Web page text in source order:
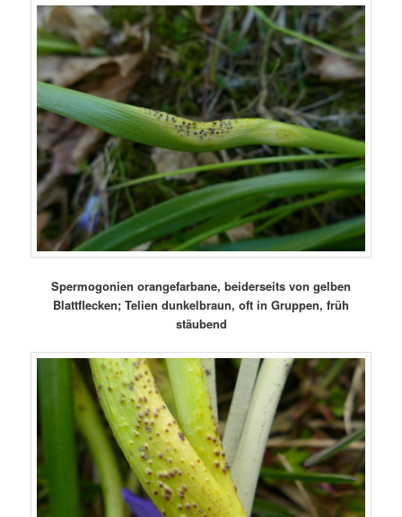
Spermogonien orangefarbane, beiderseits von gelben
Blattflecken; Telien dunkelbraun, oft in Gruppen, früh
stäubend